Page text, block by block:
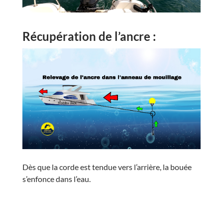
Récupération de l’ancre :
Dès que la corde est tendue vers l’arrière, la bouée
s’enfonce dans l’eau.